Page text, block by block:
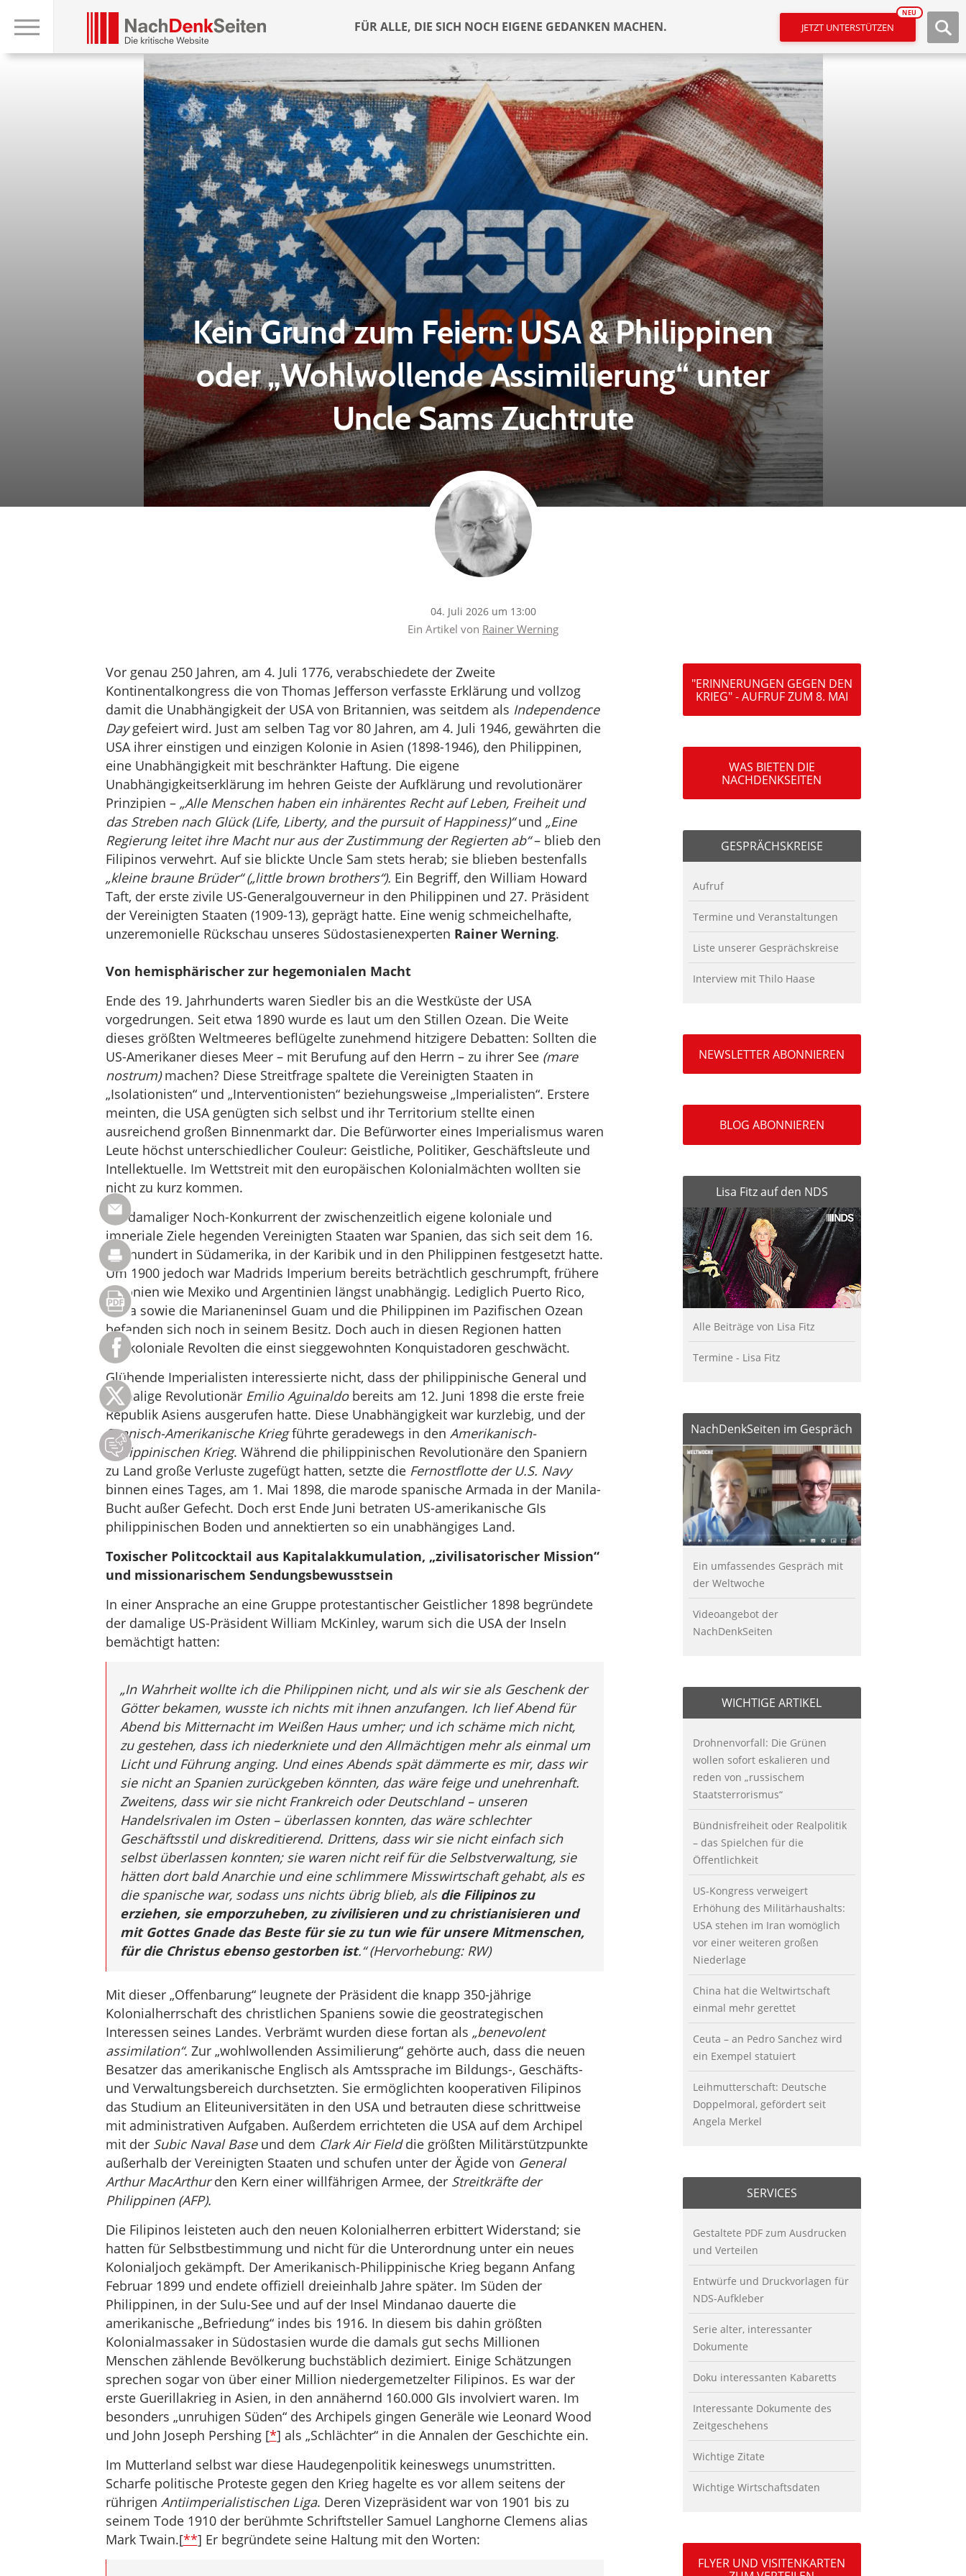
FÜR ALLE, DIE SICH NOCH EIGENE GEDANKEN MACHEN. JETZT UNTERSTÜTZEN
NEU
Kein Grund zum Feiern: USA & Philippinen
oder „Wohlwollende Assimilierung“ unter
Uncle Sams Zuchtrute
04. Juli 2026 um 13:00
Ein Artikel von Rainer Werning
Vor genau 250 Jahren, am 4. Juli 1776, verabschiedete der Zweite
Kontinentalkongress die von Thomas Jefferson verfasste Erklärung und vollzog
damit die Unabhängigkeit der USA von Britannien, was seitdem als Independence
Daygefeiert wird. Just am selben Tag vor 80 Jahren, am 4. Juli 1946, gewährten die
USA ihrer einstigen und einzigen Kolonie in Asien (1898-1946), den Philippinen,
eine Unabhängigkeit mit beschränkter Haftung. Die eigene
Unabhängigkeitserklärung im hehren Geiste der Aufklärung und revolutionärer
Prinzipien – „Alle Menschen haben ein inhärentes Recht auf Leben, Freiheit und
das Streben nach Glück (Life, Liberty, and the pursuit of Happiness)“und „Eine
Regierung leitet ihre Macht nur aus der Zustimmung der Regierten ab“– blieb den
Filipinos verwehrt. Auf sie blickte Uncle Sam stets herab; sie blieben bestenfalls
„kleine braune Brüder“ („little brown brothers“). Ein Begriff, den William Howard
Taft, der erste zivile US-Generalgouverneur in den Philippinen und 27. Präsident
der Vereinigten Staaten (1909-13), geprägt hatte. Eine wenig schmeichelhafte,
unzeremonielle Rückschau unseres Südostasienexperten Rainer Werning.
Von hemisphärischer zur hegemonialen Macht
Ende des 19. Jahrhunderts waren Siedler bis an die Westküste der USA
vorgedrungen. Seit etwa 1890 wurde es laut um den Stillen Ozean. Die Weite
dieses größten Weltmeeres beflügelte zunehmend hitzigere Debatten: Sollten die
US-Amerikaner dieses Meer – mit Berufung auf den Herrn – zu ihrer See (mare
nostrum)machen? Diese Streitfrage spaltete die Vereinigten Staaten in
„Isolationisten“ und „Interventionisten“ beziehungsweise „Imperialisten“. Erstere
meinten, die USA genügten sich selbst und ihr Territorium stellte einen
ausreichend großen Binnenmarkt dar. Die Befürworter eines Imperialismus waren
Leute höchst unterschiedlicher Couleur: Geistliche, Politiker, Geschäftsleute und
Intellektuelle. Im Wettstreit mit den europäischen Kolonialmächten wollten sie
nicht zu kurz kommen.
Ein damaliger Noch-Konkurrent der zwischenzeitlich eigene koloniale und
imperiale Ziele hegenden Vereinigten Staaten war Spanien, das sich seit dem 16.
Jahrhundert in Südamerika, in der Karibik und in den Philippinen festgesetzt hatte.
Um 1900 jedoch war Madrids Imperium bereits beträchtlich geschrumpft, frühere
Kolonien wie Mexiko und Argentinien längst unabhängig. Lediglich Puerto Rico,
Kuba sowie die Marianeninsel Guam und die Philippinen im Pazifischen Ozean
befanden sich noch in seinem Besitz. Doch auch in diesen Regionen hatten
antikoloniale Revolten die einst sieggewohnten Konquistadoren geschwächt.
Glühende Imperialisten interessierte nicht, dass der philippinische General und
damalige Revolutionär Emilio Aguinaldobereits am 12. Juni 1898 die erste freie
Republik Asiens ausgerufen hatte. Diese Unabhängigkeit war kurzlebig, und der
Spanisch-Amerikanische Kriegführte geradewegs in den Amerikanisch-
Philippinischen Krieg. Während die philippinischen Revolutionäre den Spaniern
zu Land große Verluste zugefügt hatten, setzte die Fernostflotte der U.S. Navy
binnen eines Tages, am 1. Mai 1898, die marode spanische Armada in der Manila-
Bucht außer Gefecht. Doch erst Ende Juni betraten US-amerikanische GIs
philippinischen Boden und annektierten so ein unabhängiges Land.
Toxischer Politcocktail aus Kapitalakkumulation, „zivilisatorischer Mission“
und missionarischem Sendungsbewusstsein
In einer Ansprache an eine Gruppe protestantischer Geistlicher 1898 begründete
der damalige US-Präsident William McKinley, warum sich die USA der Inseln
bemächtigt hatten:
„In Wahrheit wollte ich die Philippinen nicht, und als wir sie als Geschenk der
Götter bekamen, wusste ich nichts mit ihnen anzufangen. Ich lief Abend für
Abend bis Mitternacht im Weißen Haus umher; und ich schäme mich nicht,
zu gestehen, dass ich niederkniete und den Allmächtigen mehr als einmal um
Licht und Führung anging. Und eines Abends spät dämmerte es mir, dass wir
sie nicht an Spanien zurückgeben könnten, das wäre feige und unehrenhaft.
Zweitens, dass wir sie nicht Frankreich oder Deutschland – unseren
Handelsrivalen im Osten – überlassen konnten, das wäre schlechter
Geschäftsstil und diskreditierend. Drittens, dass wir sie nicht einfach sich
selbst überlassen konnten; sie waren nicht reif für die Selbstverwaltung, sie
hätten dort bald Anarchie und eine schlimmere Misswirtschaft gehabt, als es
die spanische war, sodass uns nichts übrig blieb, als die Filipinos zu
erziehen, sie emporzuheben, zu zivilisieren und zu christianisieren und
mit Gottes Gnade das Beste für sie zu tun wie für unsere Mitmenschen,
für die Christus ebenso gestorben ist.“ (Hervorhebung: RW)
Mit dieser „Offenbarung“ leugnete der Präsident die knapp 350-jährige
Kolonialherrschaft des christlichen Spaniens sowie die geostrategischen
Interessen seines Landes. Verbrämt wurden diese fortan als „benevolent
assimilation“. Zur „wohlwollenden Assimilierung“ gehörte auch, dass die neuen
Besatzer das amerikanische Englisch als Amtssprache im Bildungs-, Geschäfts-
und Verwaltungsbereich durchsetzten. Sie ermöglichten kooperativen Filipinos
das Studium an Eliteuniversitäten in den USA und betrauten diese schrittweise
mit administrativen Aufgaben. Außerdem errichteten die USA auf dem Archipel
mit der Subic Naval Baseund dem Clark Air Fielddie größten Militärstützpunkte
außerhalb der Vereinigten Staaten und schufen unter der Ägide von General
Arthur MacArthurden Kern einer willfährigen Armee, der Streitkräfte der
Philippinen (AFP).
Die Filipinos leisteten auch den neuen Kolonialherren erbittert Widerstand; sie
hatten für Selbstbestimmung und nicht für die Unterordnung unter ein neues
Kolonialjoch gekämpft. Der Amerikanisch-Philippinische Krieg begann Anfang
Februar 1899 und endete offiziell dreieinhalb Jahre später. Im Süden der
Philippinen, in der Sulu-See und auf der Insel Mindanao dauerte die
amerikanische „Befriedung“ indes bis 1916. In diesem bis dahin größten
Kolonialmassaker in Südostasien wurde die damals gut sechs Millionen
Menschen zählende Bevölkerung buchstäblich dezimiert. Einige Schätzungen
sprechen sogar von über einer Million niedergemetzelter Filipinos. Es war der
erste Guerillakrieg in Asien, in den annähernd 160.000 GIs involviert waren. Im
besonders „unruhigen Süden“ des Archipels gingen Generäle wie Leonard Wood
und John Joseph Pershing [*] als „Schlächter“ in die Annalen der Geschichte ein.
Im Mutterland selbst war diese Haudegenpolitik keineswegs unumstritten.
Scharfe politische Proteste gegen den Krieg hagelte es vor allem seitens der
rührigen Antiimperialistischen Liga. Deren Vizepräsident war von 1901 bis zu
seinem Tode 1910 der berühmte Schriftsteller Samuel Langhorne Clemens alias
Mark Twain.[**] Er begründete seine Haltung mit den Worten:
"ERINNERUNGEN GEGEN DEN
KRIEG" - AUFRUF ZUM 8. MAI
WAS BIETEN DIE
NACHDENKSEITEN
GESPRÄCHSKREISE
Aufruf
Termine und Veranstaltungen
Liste unserer Gesprächskreise
Interview mit Thilo Haase
NEWSLETTER ABONNIEREN
BLOG ABONNIEREN
Lisa Fitz auf den NDS
Alle Beiträge von Lisa Fitz
Termine - Lisa Fitz
NachDenkSeiten im Gespräch
Ein umfassendes Gespräch mit
der Weltwoche
Videoangebot der
NachDenkSeiten
WICHTIGE ARTIKEL
Drohnenvorfall: Die Grünen
wollen sofort eskalieren und
reden von „russischem
Staatsterrorismus“
Bündnisfreiheit oder Realpolitik
– das Spielchen für die
Öffentlichkeit
US-Kongress verweigert
Erhöhung des Militärhaushalts:
USA stehen im Iran womöglich
vor einer weiteren großen
Niederlage
China hat die Weltwirtschaft
einmal mehr gerettet
Ceuta – an Pedro Sanchez wird
ein Exempel statuiert
Leihmutterschaft: Deutsche
Doppelmoral, gefördert seit
Angela Merkel
SERVICES
Gestaltete PDF zum Ausdrucken
und Verteilen
Entwürfe und Druckvorlagen für
NDS-Aufkleber
Serie alter, interessanter
Dokumente
Doku interessanten Kabaretts
Interessante Dokumente des
Zeitgeschehens
Wichtige Zitate
Wichtige Wirtschaftsdaten
FLYER UND VISITENKARTEN